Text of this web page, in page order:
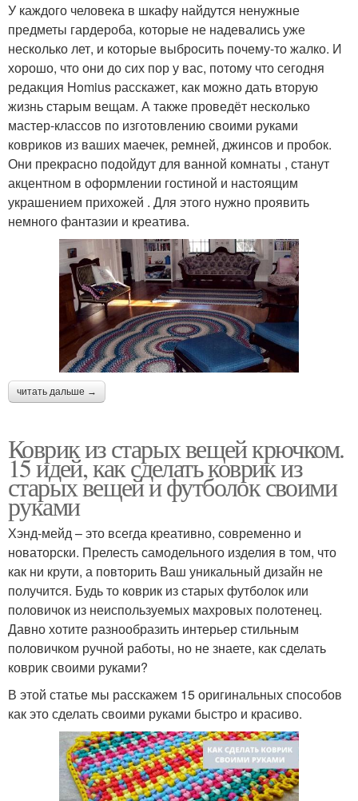
У каждого человека в шкафу найдутся ненужные
предметы гардероба, которые не надевались уже
несколько лет, и которые выбросить почему-то жалко. И
хорошо, что они до сих пор у вас, потому что сегодня
редакция Homius расскажет, как можно дать вторую
жизнь старым вещам. А также проведёт несколько
мастер-классов по изготовлению своими руками
ковриков из ваших маечек, ремней, джинсов и пробок.
Они прекрасно подойдут для ванной комнаты , станут
акцентном в оформлении гостиной и настоящим
украшением прихожей . Для этого нужно проявить
немного фантазии и креатива.
читать дальше →
Коврик из старых вещей крючком.
15 идей, как сделать коврик из
старых вещей и футболок своими
руками
Хэнд-мейд – это всегда креативно, современно и
новаторски. Прелесть самодельного изделия в том, что
как ни крути, а повторить Ваш уникальный дизайн не
получится. Будь то коврик из старых футболок или
половичок из неиспользуемых махровых полотенец.
Давно хотите разнообразить интерьер стильным
половичком ручной работы, но не знаете, как сделать
коврик своими руками?
В этой статье мы расскажем 15 оригинальных способов
как это сделать своими руками быстро и красиво.